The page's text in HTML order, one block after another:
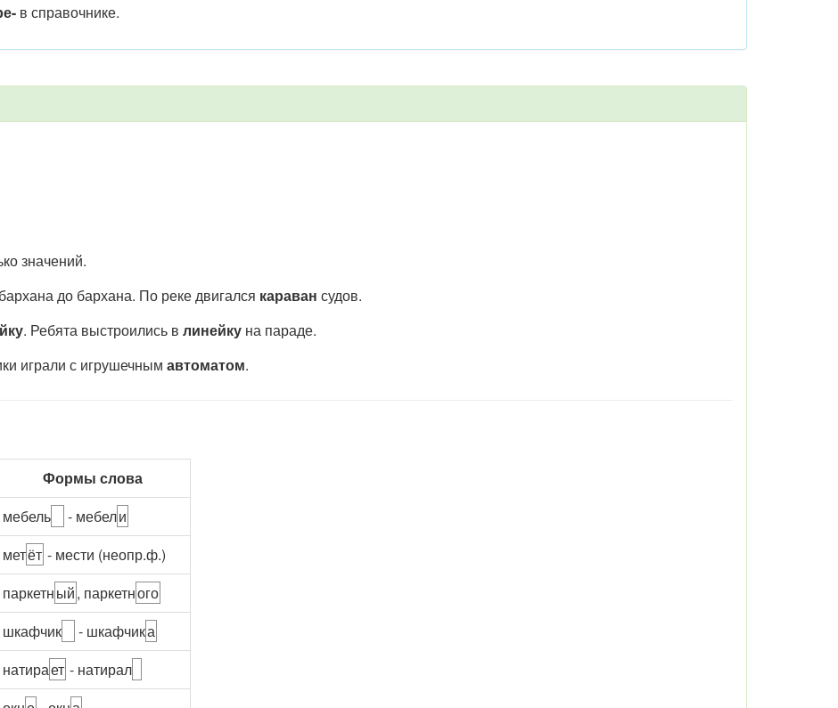
в справочнике.
значений.
до бархана. По реке двигался караван судов.
. Ребята выстроились в линейку на параде.
играли с игрушечным автоматом.
Формы слова
мебель - мебели
метёт - мести (неопр.ф.)
паркетный, паркетного
шкафчик - шкафчика
натирает - натирал